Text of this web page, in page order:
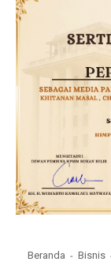
Beranda Bisnis